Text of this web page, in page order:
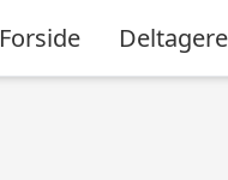
Forside Deltagere